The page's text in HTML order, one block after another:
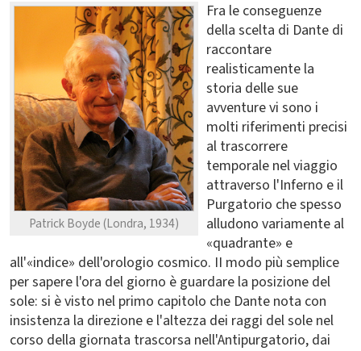
Patrick Boyde (Londra, 1934)
Fra le conseguenze
della scelta di Dante di
raccontare
realisticamente la
storia delle sue
avventure vi sono i
molti riferimenti precisi
al trascorrere
temporale nel viaggio
attraverso l'Inferno e il
Purgatorio che spesso
alludono variamente al
«quadrante» e
all'«indice» dell'orologio cosmico. II modo più semplice
per sapere l'ora del giorno è guardare la posizione del
sole: si è visto nel primo capitolo che Dante nota con
insistenza la direzione e l'altezza dei raggi del sole nel
corso della giornata trascorsa nell'Antipurgatorio, dai